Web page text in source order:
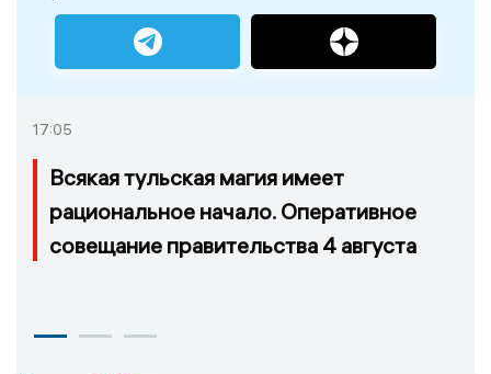
17:05
Всякая тульская магия имеет
рациональное начало. Оперативное
совещание правительства 4 августа